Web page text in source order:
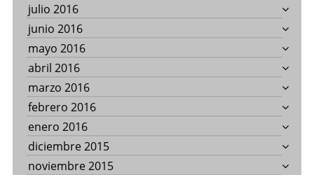
julio 2016
junio 2016
mayo 2016
abril 2016
marzo 2016
febrero 2016
enero 2016
diciembre 2015
noviembre 2015